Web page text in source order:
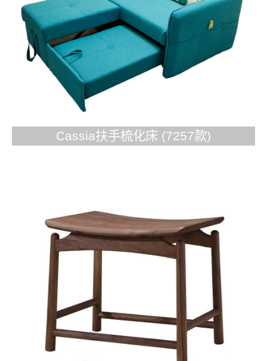
Cassia扶手梳化床 (7257款)